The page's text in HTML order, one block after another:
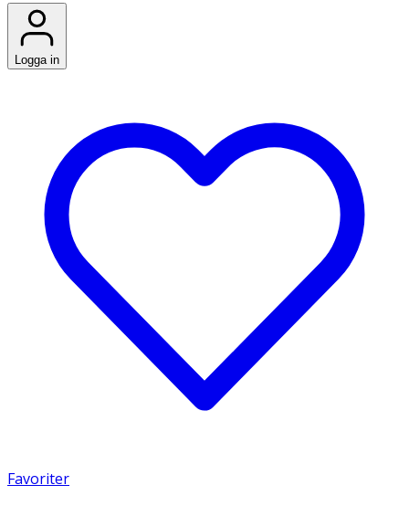
Logga in
Favoriter